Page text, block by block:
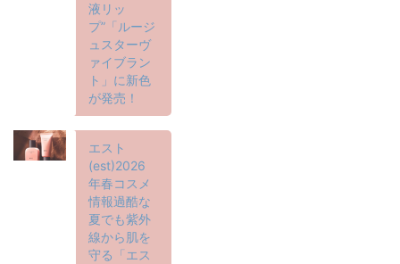
液リッ
プ”「ルージ
ュスターヴ
ァイブラン
ト」に新色
が発売！
エスト
(est)2026
年春コスメ
情報過酷な
夏でも紫外
線から肌を
守る「エス